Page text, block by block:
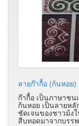
ลายก๊ากื้อ (ก้นหอย)
ก๊ากื้อ เป็นภาษาชน
ก้นหอย เป็นลายห
ชัดเจนของชาวม้ง
สืบทอดมาจากบรร